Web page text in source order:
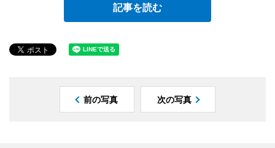
記事を読む
前の写真 次の写真